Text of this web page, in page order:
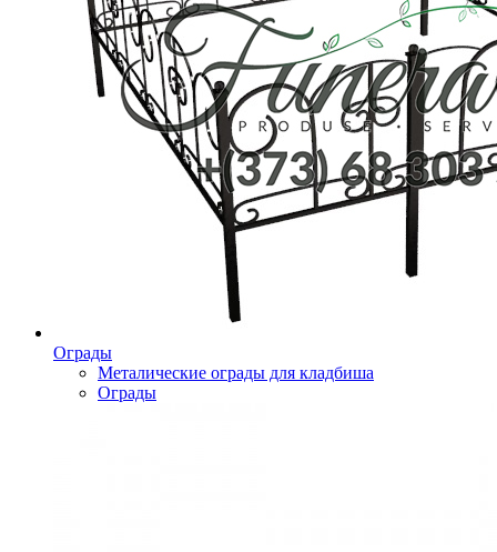
Ограды
Металические ограды для кладбиша
Ограды